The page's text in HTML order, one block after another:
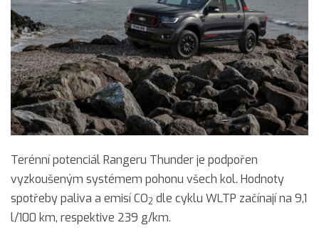
Terénní potenciál Rangeru Thunder je podpořen
vyzkoušeným systémem pohonu všech kol. Hodnoty
spotřeby paliva a emisí CO2 dle cyklu WLTP začínají na 9,1
l/100 km, respektive 239 g/km.